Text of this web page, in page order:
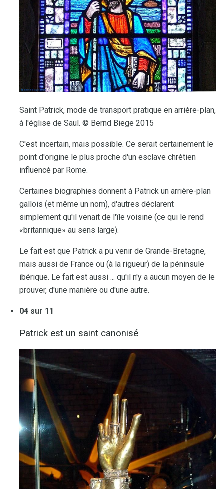
Saint Patrick, mode de transport pratique en arrière-plan,
à l'église de Saul. © Bernd Biege 2015
C'est incertain, mais possible. Ce serait certainement le
point d'origine le plus proche d'un esclave chrétien
influencé par Rome.
Certaines biographies donnent à Patrick un arrière-plan
gallois (et même un nom), d'autres déclarent
simplement qu'il venait de l'île voisine (ce qui le rend
«britannique» au sens large).
Le fait est que Patrick a pu venir de Grande-Bretagne,
mais aussi de France ou (à la rigueur) de la péninsule
ibérique. Le fait est aussi ... qu'il n'y a aucun moyen de le
prouver, d'une manière ou d'une autre.
04 sur 11
Patrick est un saint canonisé